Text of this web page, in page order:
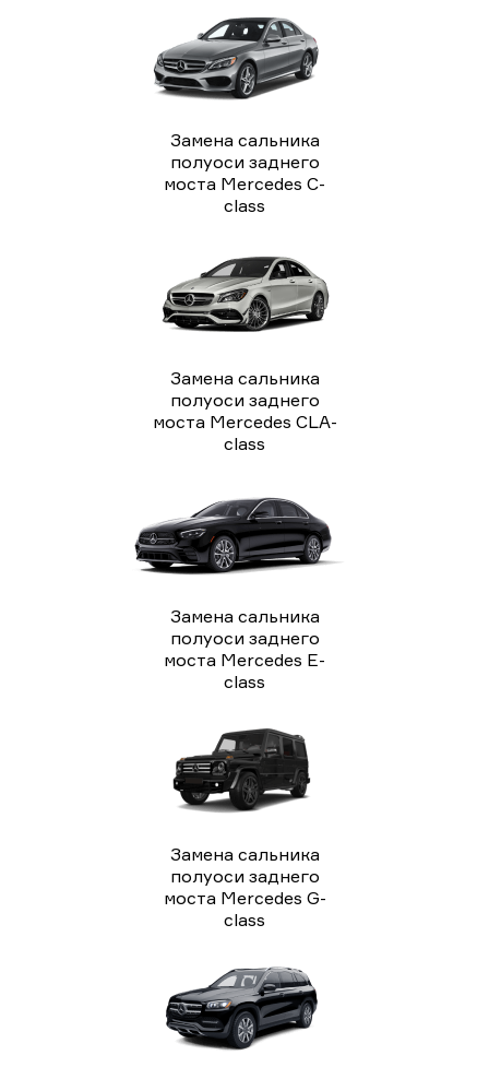
Замена сальника
полуоси заднего
моста Mercedes C-
class
Замена сальника
полуоси заднего
моста Mercedes CLA-
class
Замена сальника
полуоси заднего
моста Mercedes E-
class
Замена сальника
полуоси заднего
моста Mercedes G-
class